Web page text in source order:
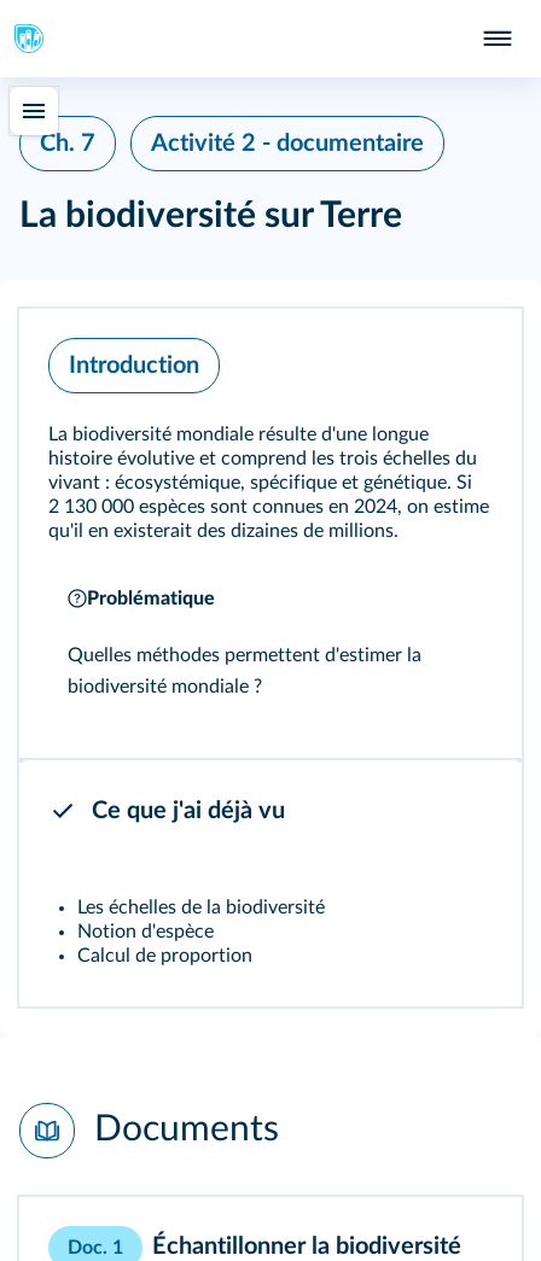
Ch. 7 Activité 2 - documentaire
La biodiversité sur Terre
Introduction
La biodiversité mondiale résulte d'une longue
histoire évolutive et comprend les trois échelles du
vivant : écosystémique, spécifique et génétique. Si
2 130 000 espèces sont connues en 2024, on estime
qu'il en existerait des dizaines de millions.
Problématique
Quelles méthodes permettent d'estimer la
biodiversité mondiale ?
Ce que j'ai déjà vu
Les échelles de la biodiversité
Notion d'espèce
Calcul de proportion
Documents
Doc. 1
Échantillonner la biodiversité